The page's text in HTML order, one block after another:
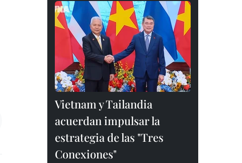
Vietnam y Tailandia
acuerdan impulsar la
estrategia de las "Tres
Conexiones"